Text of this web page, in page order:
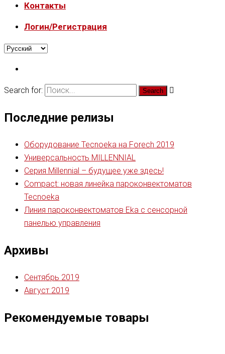
Контакты
Логин/Регистрация
Search for:
Последние релизы
Оборудование Tecnoeka на Forech 2019
Универсальность MILLENNIAL
Серия Millennial – будущее уже здесь!
Compact: новая линейка пароконвектоматов
Tecnoeka
Линия пароконвектоматов Eka с сенсорной
панелью управления
Архивы
Сентябрь 2019
Август 2019
Рекомендуемые товары